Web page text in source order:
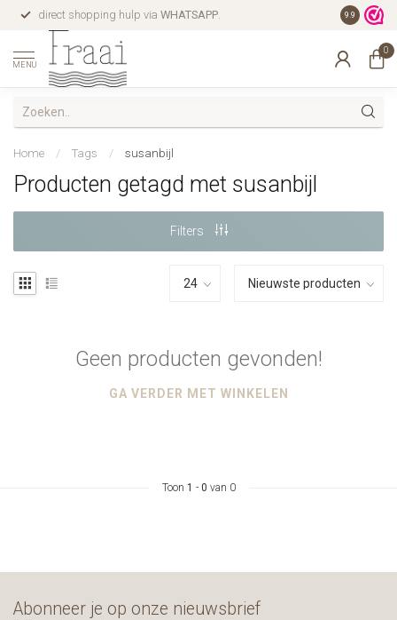
direct shopping hulp via WHATSAPP. gratis
9.9
MENU
0
Home / Tags / susanbijl
Producten getagd met susanbijl
Filters
Geen producten gevonden!
GA VERDER MET WINKELEN
Toon 1 - 0 van 0
Abonneer je op onze nieuwsbrief